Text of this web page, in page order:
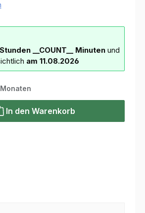
Stunden __COUNT__ Minuten und
am 11.08.2026
In den Warenkorb